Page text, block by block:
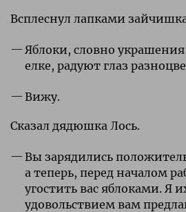
Всплеснул лапками
Яблоки, словно
елке, радуют глаз
Вижу.
Сказал дядюшка Лось.
Вы зарядились
а теперь, перед началом
угостить вас яблоками. Я
удовольствием вам